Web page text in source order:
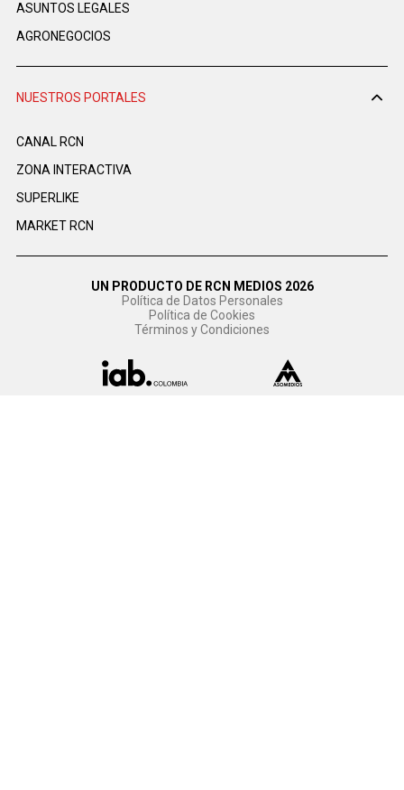
ASUNTOS LEGALES
AGRONEGOCIOS
NUESTROS PORTALES
CANAL RCN
ZONA INTERACTIVA
SUPERLIKE
MARKET RCN
UN PRODUCTO DE RCN MEDIOS 2026
Política de Datos Personales
Política de Cookies
Términos y Condiciones